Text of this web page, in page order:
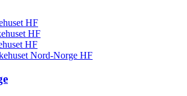
HF
HF
HF
Nord-Norge HF